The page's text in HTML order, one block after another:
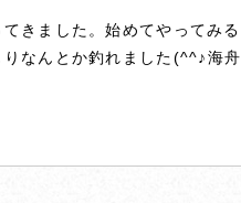
きました。始めてやってみる
なんとか釣れました(^^♪海舟